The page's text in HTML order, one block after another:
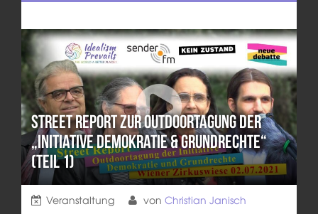
Street Report zur Outdoortagung der
„Initiative Demokratie & Grundrechte“
(Teil 1)
Veranstaltung von Christian Janisch